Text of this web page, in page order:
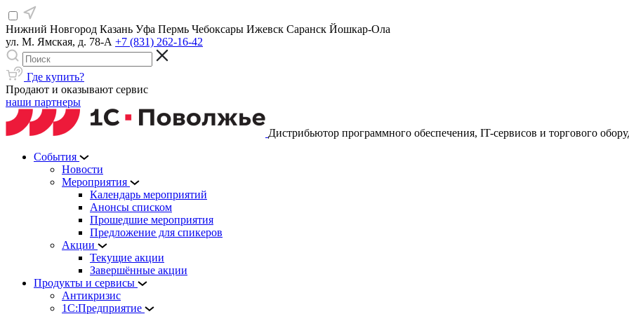
Нижний Новгород Казань Уфа Пермь Чебоксары Ижевск Саранск Йошкар-Ола
ул. М. Ямская, д. 78-А +7 (831) 262-16-42
Где купить?
Продают и оказывают сервис
наши партнеры
Дистрибьютор программного обеспечения, IT-сервисов и торгового
События
Новости
Мероприятия
Календарь мероприятий
Анонсы списком
Прошедшие мероприятия
Предложение для спикеров
Акции
Текущие акции
Завершённые акции
Продукты и сервисы
Антикризис
1С:Предприятие